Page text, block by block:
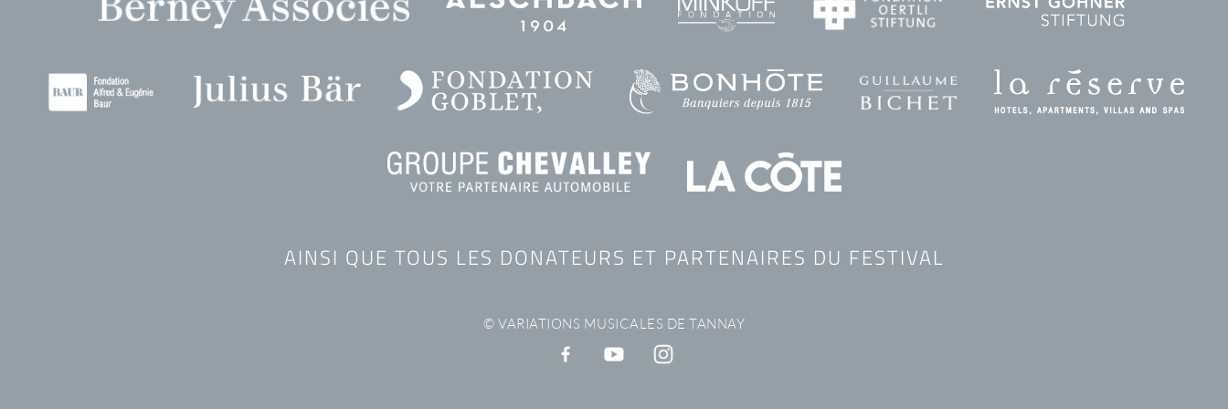
AINSI QUE TOUS LES DONATEURS ET PARTENAIRES DU FESTIVAL
© VARIATIONS MUSICALES DE TANNAY